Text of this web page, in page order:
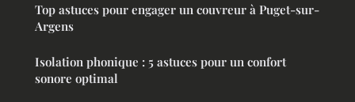
Top astuces pour engager un couvreur à Puget-sur-
Argens
Isolation phonique : 5 astuces pour un confort
sonore optimal